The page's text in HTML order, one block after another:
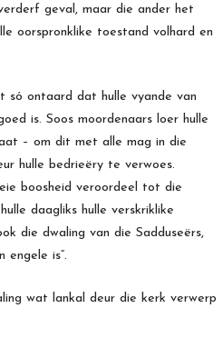
geval, maar die ander het
oorspronklike toestand volhard en
só ontaard dat hulle vyande van
is. Soos moordenaars loer hulle
– om dit met alle mag in die
hulle bedrieëry te verwoes.
boosheid veroordeel tot die
daagliks hulle verskriklike
die dwaling van die Sadduseërs,
is”.
wat lankal deur die kerk verwerp